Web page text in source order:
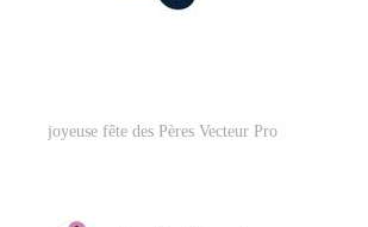
joyeuse fête des Pères Vecteur Pro